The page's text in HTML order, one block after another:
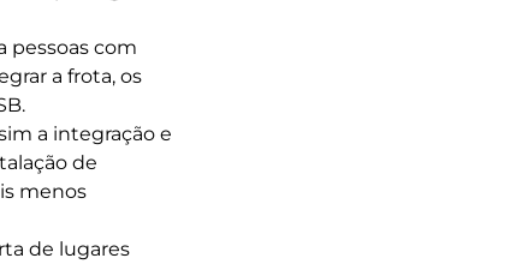
pessoas com
a frota, os
a integração e
de
menos
de lugares